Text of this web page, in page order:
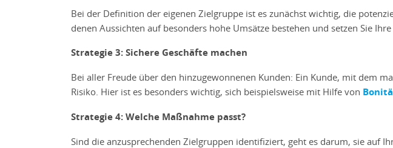
Bei der Definition der eigenen Zielgruppe ist es zunächst wichtig, die
denen Aussichten auf besonders hohe Umsätze bestehen und setzen Sie
Strategie 3: Sichere Geschäfte machen
Bei aller Freude über den hinzugewonnenen Kunden: Ein Kunde, mit dem
Risiko. Hier ist es besonders wichtig, sich beispielsweise mit Hilfe von
Strategie 4: Welche Maßnahme passt?
Sind die anzusprechenden Zielgruppen identifiziert, geht es darum, sie auf